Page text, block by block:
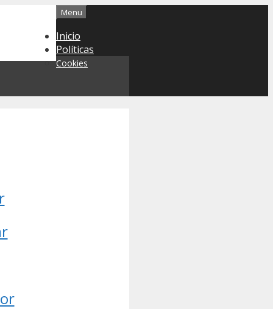
Menu
Inicio
Políticas
Cookies